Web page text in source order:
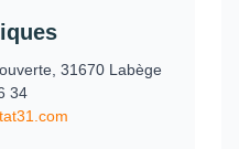
31670 Labège
34